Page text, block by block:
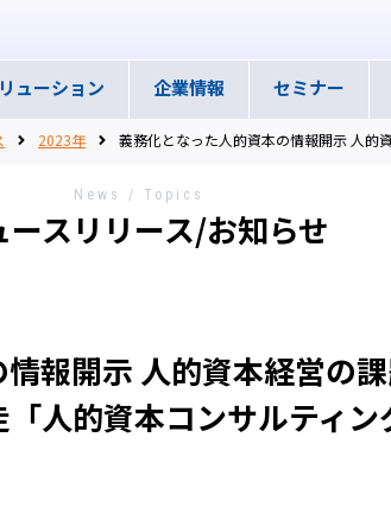
ューション 企業情報 セミナー
2023年 義務化となった人的資本の情報開示 人的
News / Topics
ースリリース/お知らせ
報開示 人的資本経営の
人的資本コンサルティ